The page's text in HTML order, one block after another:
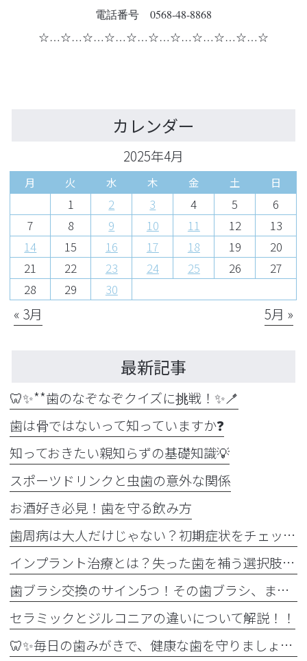
電話番号 0568-48-8868
☆…☆…☆…☆…☆…☆…☆…☆…☆…☆…☆
カレンダー
2025年4月
月 火 水 木 金 土 日
1 2 3 4 5
6
7
8 9 10 11 12
13
14
15 16 17 18 19
20
21
22 23 24 25 26
27
28
29 30
« 3月 5月 »
最新記事
🦷✨**歯のなぞなぞクイズに挑戦！✨🪥
歯は骨ではないって知っていますか❓
知っておきたい親知らずの基礎知識💡
スポーツドリンクと虫歯の意外な関係
お酒好き必見！歯を守る飲み方
歯周病は大人だけじゃない？初期症状をチェック
インプラント治療とは？失った歯を補う選択肢を正しく知りましょう！！
歯ブラシ交換のサイン5つ！その歯ブラシ、まだ使っていませんか？🪥
セラミックとジルコニアの違いについて解説！！
🦷✨毎日の歯みがきで、健康な歯を守りましょう✨🪥